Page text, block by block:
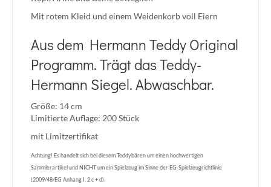
Mit rotem Kleid und einem Weidenkorb voll Eiern
Aus dem Hermann Teddy Original
Programm. Trägt das Teddy-
Hermann Siegel. Abwaschbar.
Größe: 14 cm
Limitierte Auflage: 200 Stück
mit Limitzertifikat
Achtung! Es handelt sich bei diesem Teddybären um einen hochwertigen
Sammlerartikel und NICHT um ein Spielzeug im Sinne der EG-Spielzeugrichtlinie
(2009/48/EG Anhang I, 2 c + d).